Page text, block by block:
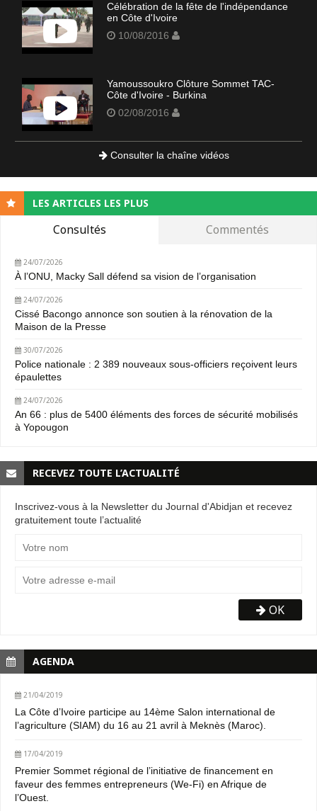
Célébration de la fête de l'indépendance
en Côte d'Ivoire
10/08/2016
Yamoussoukro Clôture Sommet TAC-
Côte d'Ivoire - Burkina
02/08/2016
Consulter la chaîne vidéos
LES ARTICLES LES PLUS
Consultés Commentés
24/07/2026
À l’ONU, Macky Sall défend sa vision de l’organisation
24/07/2026
Cissé Bacongo annonce son soutien à la rénovation de la
Maison de la Presse
30/07/2026
Police nationale : 2 389 nouveaux sous-officiers reçoivent leurs
épaulettes
24/07/2026
An 66 : plus de 5400 éléments des forces de sécurité mobilisés
à Yopougon
RECEVEZ TOUTE L’ACTUALITÉ
Inscrivez-vous à la Newsletter du Journal d'Abidjan et recevez
gratuitement toute l’actualité
OK
AGENDA
21/04/2019
La Côte d’Ivoire participe au 14ème Salon international de
l’agriculture (SIAM) du 16 au 21 avril à Meknès (Maroc).
17/04/2019
Premier Sommet régional de l’initiative de financement en
faveur des femmes entrepreneurs (We-Fi) en Afrique de
l’Ouest.